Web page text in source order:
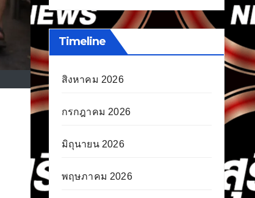
Timeline
สิงหาคม 2026
กรกฎาคม 2026
มิถุนายน 2026
พฤษภาคม 2026